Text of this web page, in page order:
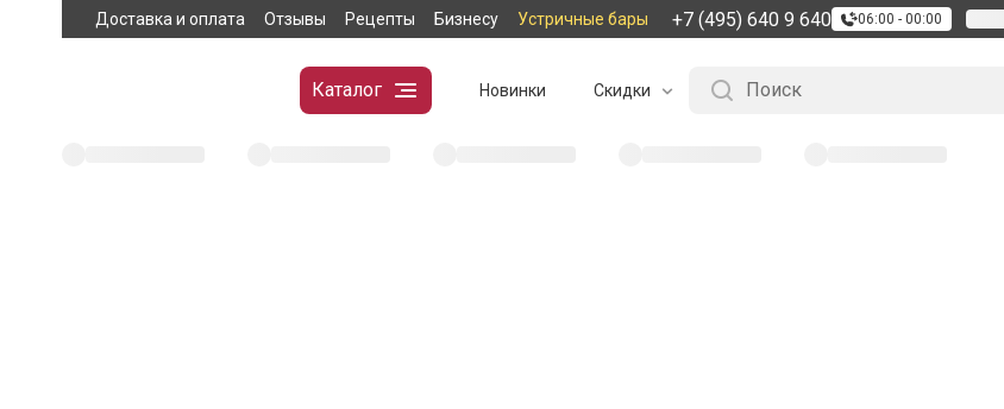
Доставка и оплата Отзывы Рецепты Бизнесу Устричные бары +7 (495) 640 9 640 06:00 - 00:00
Каталог Новинки Скидки